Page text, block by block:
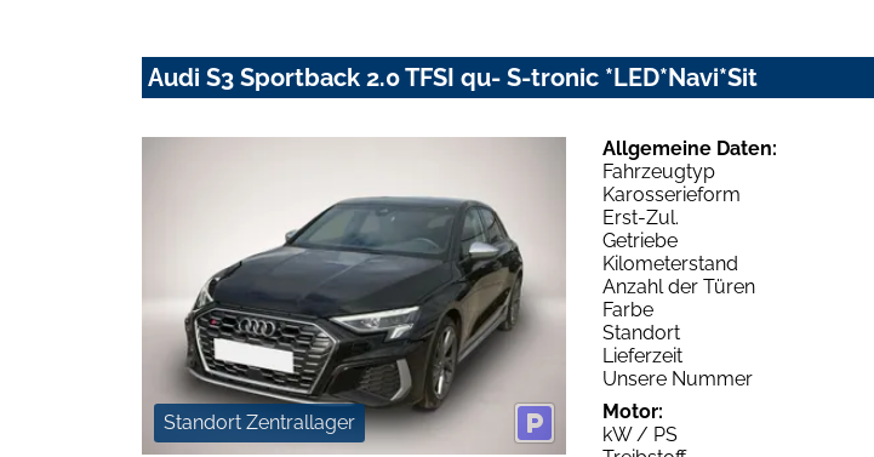
Audi S3 Sportback 2.0 TFSI qu- S-tronic *LED*Navi*Sit
Standort Zentrallager
Allgemeine Daten:
Fahrzeugtyp
Karosserieform
Erst-Zul.
Getriebe
Kilometerstand
Anzahl der Türen
Farbe
Standort
Lieferzeit
Unsere Nummer
Motor:
kW / PS